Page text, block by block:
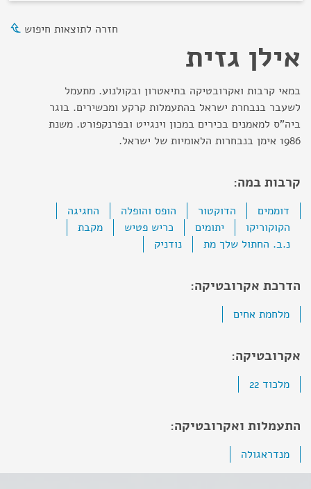
חזרה לתוצאות חיפוש
אילן גזית
במאי קרבות ואקרובטיקה בתיאטרון ובקולנוע. מתעמל
לשעבר בנבחרת ישראל בהתעמלות קרקע ומכשירים. בוגר
ביה"ס למאמנים בכירים במכון וינגייט ובפרנקפורט. משנת
1986 אימן בנבחרות הלאומיות של ישראל.
קרבות במה:
דוממים הדוקטור הופס והופלה
החגיגה
הקוקוריקו
יתומים כריש פטיש
מקבת
נ.ב. החתול שלך מת
נודניק
הדרכת אקרובטיקה:
מלחמת אחים
אקרובטיקה:
מלכוד 22
התעמלות ואקרובטיקה:
מנדראגולה